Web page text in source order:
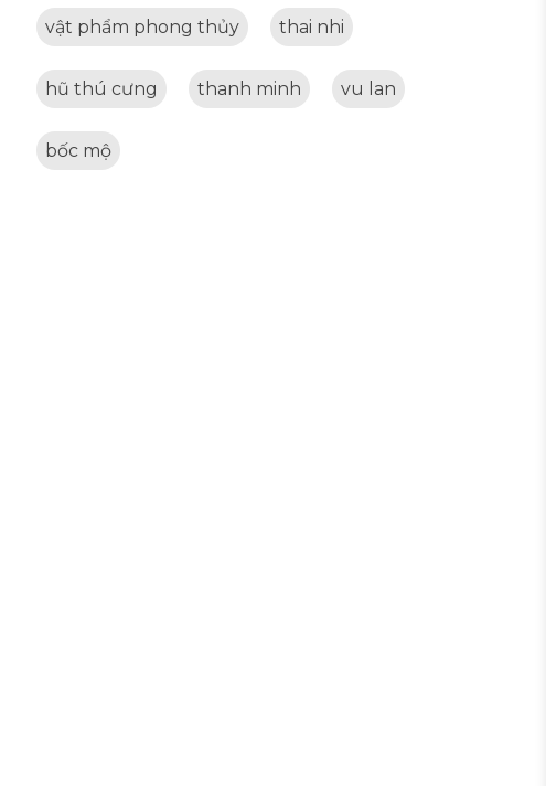
vật phẩm phong thủy thai nhi
hũ thú cưng thanh minh vu lan
bốc mộ